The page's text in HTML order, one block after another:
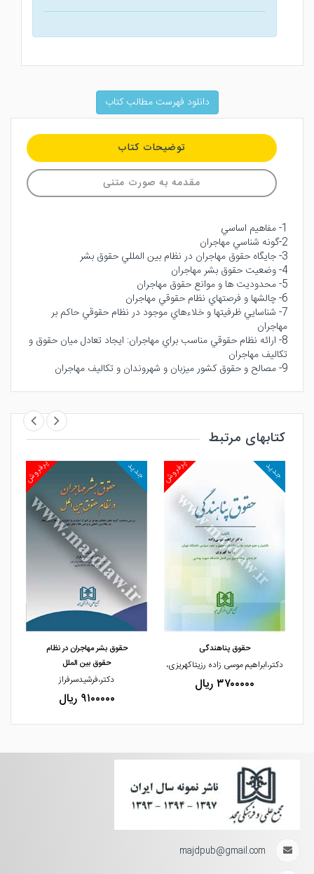
دانلود فهرست مطالب کتاب
توضیحات کتاب
مقدمه به صورت متنی
1- مفاهيم اساسي
2-گونه شناسي مهاجران
3- جايگاه حقوق مهاجران در نظام بين ‏المللي حقوق بشر
4- وضعيت حقوق بشر مهاجران
5- محدوديت ‏ها و موانع حقوق مهاجران
6- چالش‏ها و فرصت‏‏هاي نظام حقوقي مهاجران
7- شناسايي ظرفيت‏ها و خلاء‏‏هاي موجود در نظام حقوقي حاكم بر
مهاجران
8- ارائه نظام حقوقي مناسب براي مهاجران: ايجاد تعادل ميان حقوق و
تكاليف مهاجران
9- مصالح و حقوق كشور ميزبان و شهروندان و تكاليف مهاجران
کتابهای مرتبط
مشاهده و خرید
پرفروش جدید
مشاهده و خرید
حقوق پناهندگی
دکتر،ابراهیم موسی زاده رزیتاکهریزی،
۳۷۰۰۰۰۰ ریال
پرفروش جدید
حقوق بشر مهاجران در نظام
حقوق بین الملل
دکتر،فرشیدسرفراز
۹۱۰۰۰۰۰ ریال
majdpub@gmail.com